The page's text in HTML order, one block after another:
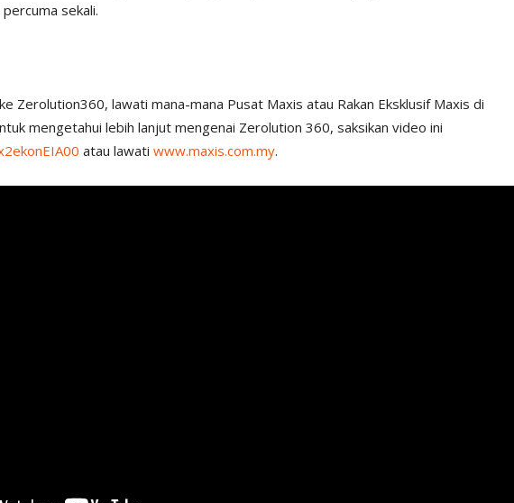
sekali.
Zerolution360, lawati mana-mana Pusat Maxis atau Rakan Eksklusif Maxis di
mengetahui lebih lanjut mengenai Zerolution 360, saksikan video ini
atau lawati www.maxis.com.my.